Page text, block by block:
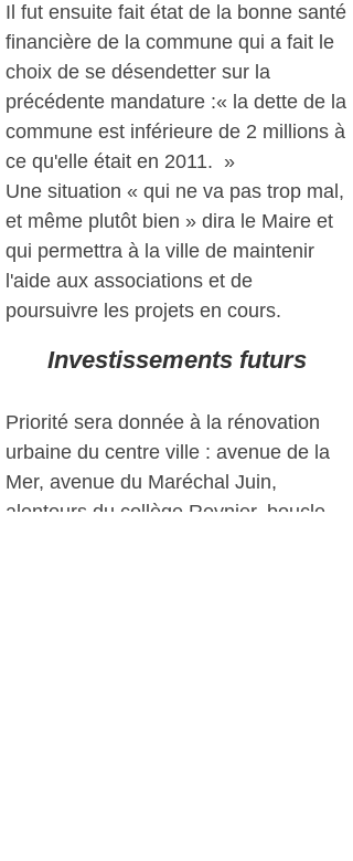
Il fut ensuite fait état de la bonne santé
financière de la commune qui a fait le
choix de se désendetter sur la
précédente mandature :« la dette de la
commune est inférieure de 2 millions à
ce qu'elle était en 2011. »
Une situation « qui ne va pas trop mal,
et même plutôt bien » dira le Maire et
qui permettra à la ville de maintenir
l'aide aux associations et de
poursuivre les projets en cours.
Investissements futurs
Priorité sera donnée à la rénovation
urbaine du centre ville : avenue de la
Mer, avenue du Maréchal Juin,
alentours du collège Reynier, boucle